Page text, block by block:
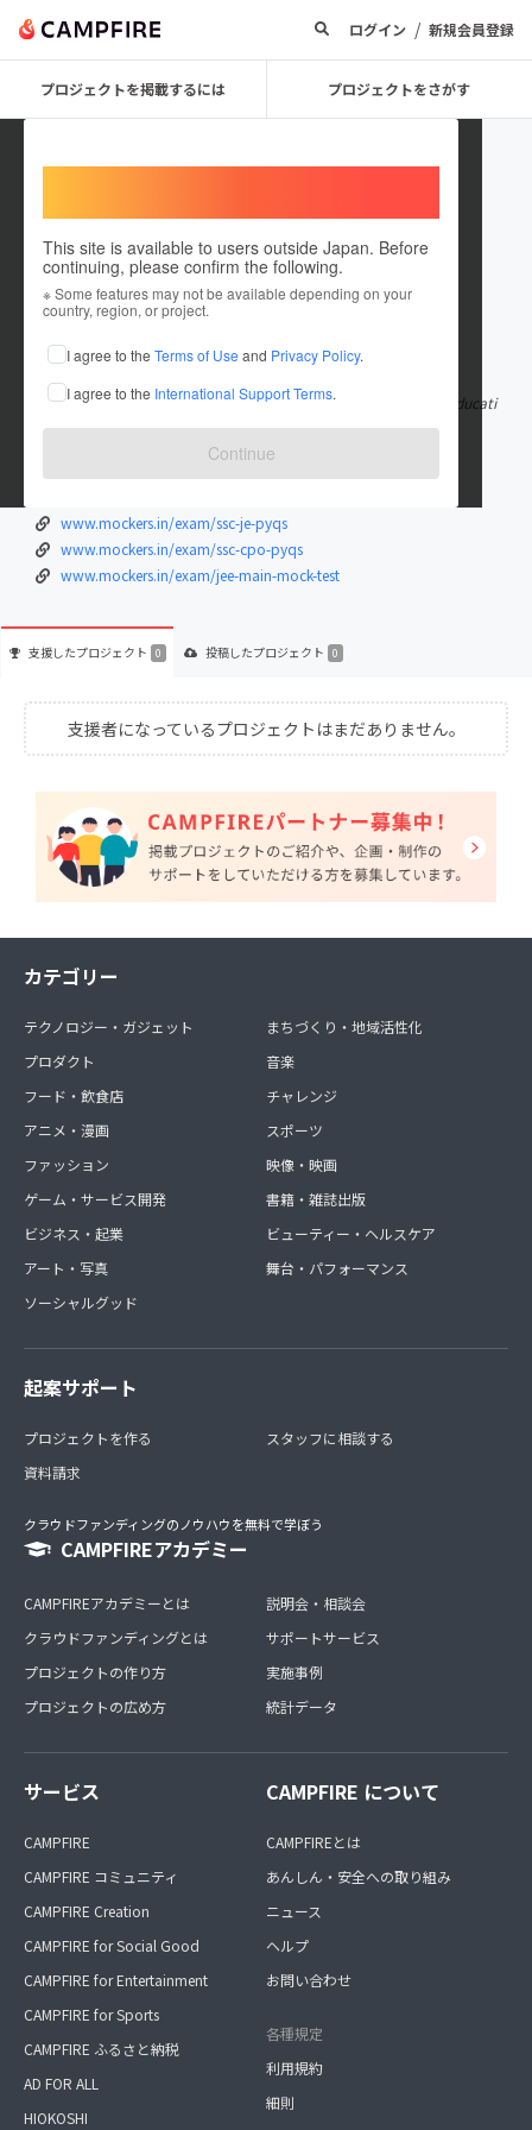
ログイン / 新規会員登録
プロジェクトを掲載するには プロジェクトをさがす
This site is available to users outside Japan. Before
continuing, please confirm the following.
※ Some features may not be available depending on your
country, region, or project.
I agree to the Terms of Use and Privacy Policy.
I agree to the International Support Terms.
Continue
mockerssss
在住国：日本
出身国：日本
You can access the SSC CHSL Mock Test free of cost from the educati
onal platform of Mocker もっと見る
www.mockers.in/exam/ssc-je-pyqs
www.mockers.in/exam/ssc-cpo-pyqs
www.mockers.in/exam/jee-main-mock-test
支援したプロジェクト 0 投稿したプロジェクト 0
支援者になっているプロジェクトはまだありません。
カテゴリー
テクノロジー・ガジェット
プロダクト
フード・飲食店
アニメ・漫画
ファッション
ゲーム・サービス開発
ビジネス・起業
アート・写真
ソーシャルグッド
まちづくり・地域活性化
音楽
チャレンジ
スポーツ
映像・映画
書籍・雑誌出版
ビューティー・ヘルスケア
舞台・パフォーマンス
起案サポート
プロジェクトを作る
資料請求
スタッフに相談する
クラウドファンディングのノウハウを無料で学ぼう
CAMPFIREアカデミー
CAMPFIREアカデミーとは
クラウドファンディングとは
プロジェクトの作り方
プロジェクトの広め方
説明会・相談会
サポートサービス
実施事例
統計データ
サービス
CAMPFIRE
CAMPFIRE コミュニティ
CAMPFIRE Creation
CAMPFIRE for Social Good
CAMPFIRE for Entertainment
CAMPFIRE for Sports
CAMPFIRE ふるさと納税
AD FOR ALL
HIOKOSHI
CAMPFIRE について
CAMPFIREとは
あんしん・安全への取り組み
ニュース
ヘルプ
お問い合わせ
各種規定
利用規約
細則